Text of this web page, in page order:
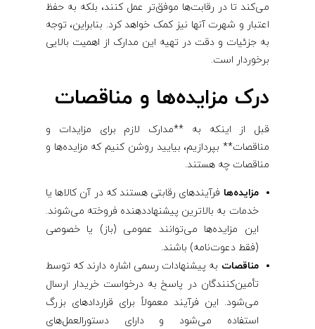
ت
می‌کند تا در رقابت‌ها موفق‌تر عمل کنند، بلکه به حفظ
اعتبار و شهرت آنها نیز کمک خواهد کرد. بنابراین، توجه
به جزئیات و دقت در تهیه این مدارک از اهمیت بالایی
برخوردار است.
درک مزایده‌ها و مناقصات
قبل از اینکه به **مدارک لازم برای مزایدات و
مناقصات** بپردازیم، بیایید روشن کنیم که مزایده‌ها و
مناقصات چه هستند.
مزایده‌ها فرآیندهای رقابتی هستند که در آن کالاها یا
خدمات به بالاترین پیشنهاددهنده فروخته می‌شوند.
این مزایده‌ها می‌توانند عمومی (باز) یا خصوصی
(فقط دعوت‌نامه) باشند.
مناقصات به پیشنهادات رسمی اشاره دارند که توسط
تأمین‌کنندگان در پاسخ به درخواست خریدار ارسال
می‌شود. این فرآیند معمولاً برای قراردادهای بزرگ
استفاده می‌شود و دارای دستورالعمل‌های